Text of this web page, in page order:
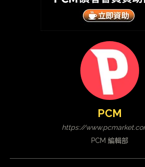
PCM
https://
PCM 編輯部